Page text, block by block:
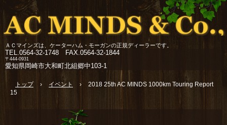
ＡＣマインズは、ケーターハム・モーガンの正規ディーラーです。
TEL.0564-32-1748 FAX.0564-32-1844
〒444-0931
愛知県岡崎市大和町北組郷中103-1
トップ › イベント ›
2018 25th AC MINDS 1000km Touring Report
15